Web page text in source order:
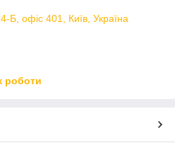
Б, офіс 401, Київ, Україна
роботи